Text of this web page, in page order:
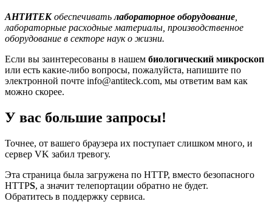
АНТИТЕКобеспечиватьлабораторное оборудование
лабораторные расходные материалы, производственное
оборудование в секторе наук о жизни.
Если вы заинтересованы в нашем биологический микроскоп
или есть какие-либо вопросы, пожалуйста, напишите по
электронной почте info@antiteck.com, мы ответим вам как
можно скорее.
У вас большие запросы!
Точнее, от вашего браузера их поступает слишком много, и
сервер VK забил тревогу.
Эта страница была загружена по HTTP, вместо безопасного
HTTPS, а значит телепортации обратно не будет.
Обратитесь в поддержку сервиса.